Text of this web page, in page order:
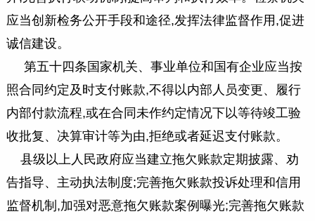
应当创新检务公开手段和途径,发挥法律监督作用,促进
诚信建设。
第五十四条国家机关、事业单位和国有企业应当按
照合同约定及时支付账款,不得以内部人员变更、履行
内部付款流程,或在合同未作约定情况下以等待竣工验
收批复、决算审计等为由,拒绝或者延迟支付账款。
县级以上人民政府应当建立拖欠账款定期披露、劝
告指导、主动执法制度;完善拖欠账款投诉处理和信用
监督机制,加强对恶意拖欠账款案例曝光;完善拖欠账款